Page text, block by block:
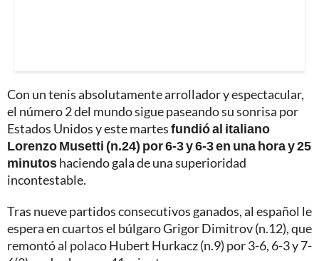
Con un tenis absolutamente arrollador y espectacular,
el número 2 del mundo sigue paseando su sonrisa por
Estados Unidos y este martesfundió al italiano
Lorenzo Musetti (n.24) por 6-3 y 6-3 en una hora y 25
minutoshaciendo gala de una superioridad
incontestable.
Tras nueve partidos consecutivos ganados, al español le
espera en cuartos el búlgaro Grigor Dimitrov (n.12), que
remontó al polaco Hubert Hurkacz (n.9) por 3-6, 6-3 y 7-